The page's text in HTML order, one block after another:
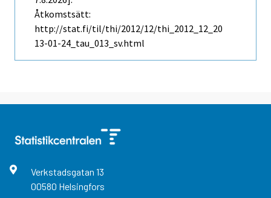
Åtkomstsätt:
http://stat.fi/til/thi/2012/12/thi_2012_12_20
13-01-24_tau_013_sv.html
Verkstadsgatan 13
00580 Helsingfors